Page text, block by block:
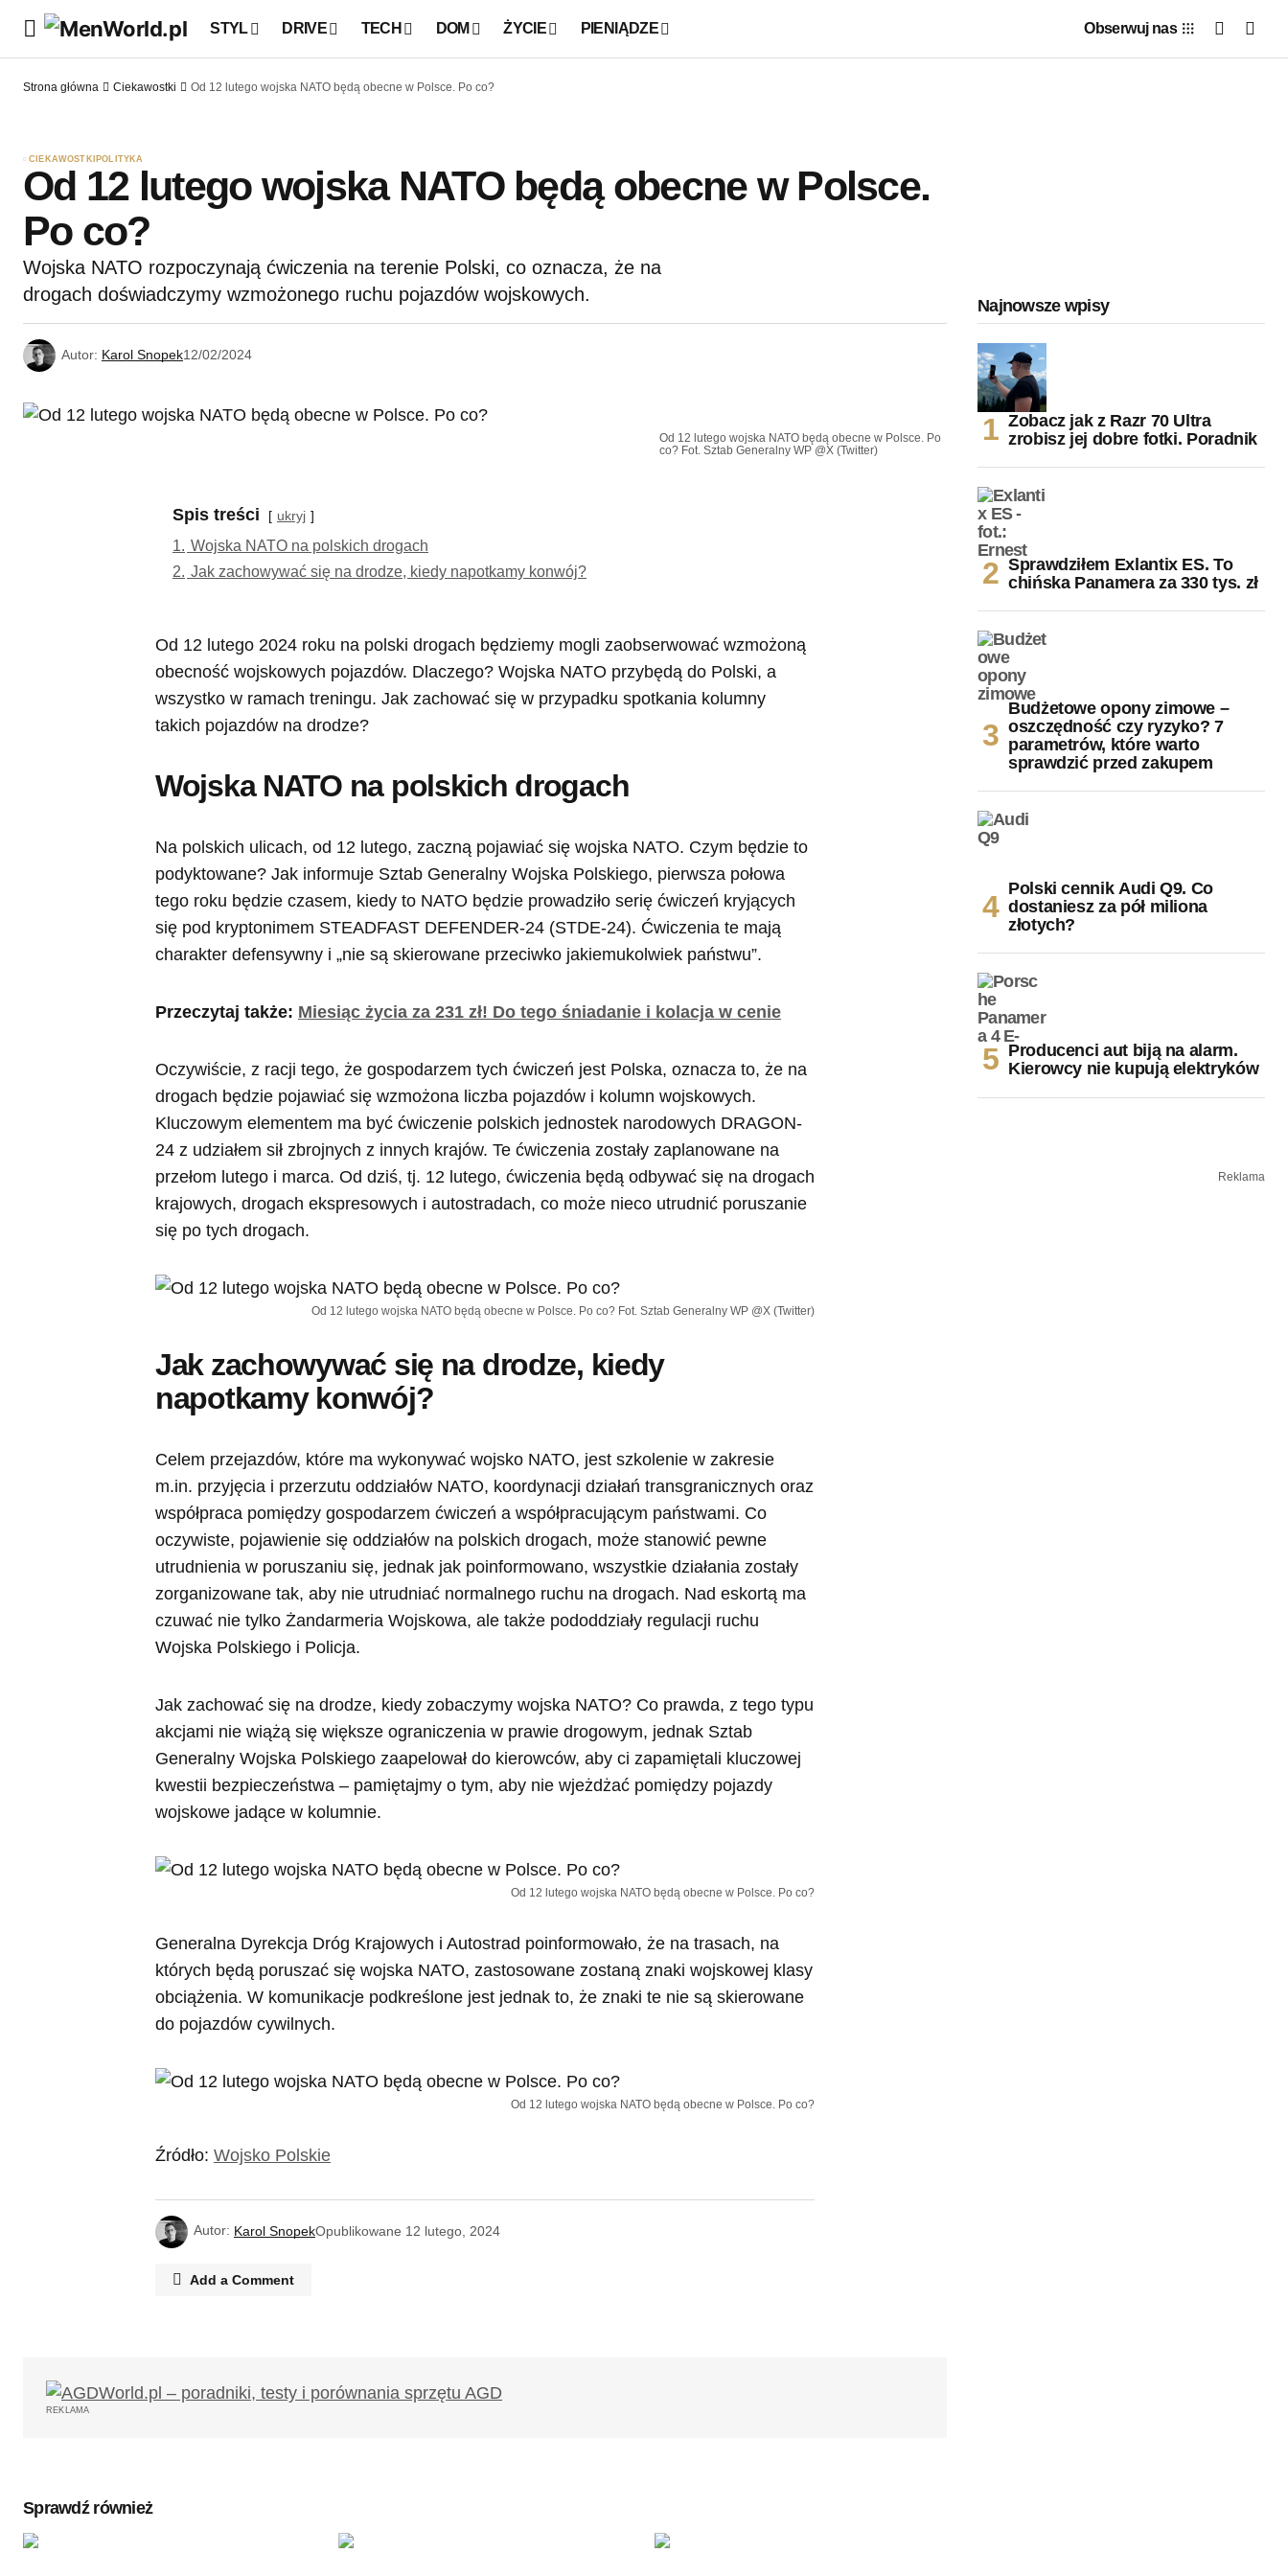
STYL DRIVE TECH DOM ŻYCIE PIENIĄDZE Obserwuj nas
Strona główna Ciekawostki Od 12 lutego wojska NATO będą obecne w Polsce. Po co?
CIEKAWOSTKI POLITYKA
Od 12 lutego wojska NATO będą obecne w Polsce.
Po co?
Wojska NATO rozpoczynają ćwiczenia na terenie Polski, co oznacza, że na
drogach doświadczymy wzmożonego ruchu pojazdów wojskowych.
Autor: Karol Snopek12/02/2024
Od 12 lutego wojska NATO będą obecne w Polsce. Po
co? Fot. Sztab Generalny WP @X (Twitter)
Spis treści ukryj
1. Wojska NATO na polskich drogach
2. Jak zachowywać się na drodze, kiedy napotkamy konwój?
Od 12 lutego 2024 roku na polski drogach będziemy mogli zaobserwować wzmożoną
obecność wojskowych pojazdów. Dlaczego? Wojska NATO przybędą do Polski, a
wszystko w ramach treningu. Jak zachować się w przypadku spotkania kolumny
takich pojazdów na drodze?
Wojska NATO na polskich drogach
Na polskich ulicach, od 12 lutego, zaczną pojawiać się wojska NATO. Czym będzie to
podyktowane? Jak informuje Sztab Generalny Wojska Polskiego, pierwsza połowa
tego roku będzie czasem, kiedy to NATO będzie prowadziło serię ćwiczeń kryjących
się pod kryptonimem STEADFAST DEFENDER-24 (STDE-24). Ćwiczenia te mają
charakter defensywny i „nie są skierowane przeciwko jakiemukolwiek państwu”.
Przeczytaj także: Miesiąc życia za 231 zł! Do tego śniadanie i kolacja w cenie
Oczywiście, z racji tego, że gospodarzem tych ćwiczeń jest Polska, oznacza to, że na
drogach będzie pojawiać się wzmożona liczba pojazdów i kolumn wojskowych.
Kluczowym elementem ma być ćwiczenie polskich jednostek narodowych DRAGON-
24 z udziałem sił zbrojnych z innych krajów. Te ćwiczenia zostały zaplanowane na
przełom lutego i marca. Od dziś, tj. 12 lutego, ćwiczenia będą odbywać się na drogach
krajowych, drogach ekspresowych i autostradach, co może nieco utrudnić poruszanie
się po tych drogach.
Od 12 lutego wojska NATO będą obecne w Polsce. Po co? Fot. Sztab Generalny WP @X (Twitter)
Jak zachowywać się na drodze, kiedy
napotkamy konwój?
Celem przejazdów, które ma wykonywać wojsko NATO, jest szkolenie w zakresie
m.in. przyjęcia i przerzutu oddziałów NATO, koordynacji działań transgranicznych oraz
współpraca pomiędzy gospodarzem ćwiczeń a współpracującym państwami. Co
oczywiste, pojawienie się oddziałów na polskich drogach, może stanowić pewne
utrudnienia w poruszaniu się, jednak jak poinformowano, wszystkie działania zostały
zorganizowane tak, aby nie utrudniać normalnego ruchu na drogach. Nad eskortą ma
czuwać nie tylko Żandarmeria Wojskowa, ale także pododdziały regulacji ruchu
Wojska Polskiego i Policja.
Jak zachować się na drodze, kiedy zobaczymy wojska NATO? Co prawda, z tego typu
akcjami nie wiążą się większe ograniczenia w prawie drogowym, jednak Sztab
Generalny Wojska Polskiego zaapelował do kierowców, aby ci zapamiętali kluczowej
kwestii bezpieczeństwa – pamiętajmy o tym, aby nie wjeżdżać pomiędzy pojazdy
wojskowe jadące w kolumnie.
Od 12 lutego wojska NATO będą obecne w Polsce. Po co?
Generalna Dyrekcja Dróg Krajowych i Autostrad poinformowało, że na trasach, na
których będą poruszać się wojska NATO, zastosowane zostaną znaki wojskowej klasy
obciążenia. W komunikacje podkreślone jest jednak to, że znaki te nie są skierowane
do pojazdów cywilnych.
Od 12 lutego wojska NATO będą obecne w Polsce. Po co?
Źródło: Wojsko Polskie
Autor: Karol SnopekOpublikowane 12 lutego, 2024
Add a Comment
REKLAMA
Sprawdź również
Najnowsze wpisy
Zobacz jak z Razr 70 Ultra
zrobisz jej dobre fotki. Poradnik
Sprawdziłem Exlantix ES. To
chińska Panamera za 330 tys. zł
Budżetowe opony zimowe –
oszczędność czy ryzyko? 7
parametrów, które warto
sprawdzić przed zakupem
Polski cennik Audi Q9. Co
dostaniesz za pół miliona
złotych?
Producenci aut biją na alarm.
Kierowcy nie kupują elektryków
Reklama